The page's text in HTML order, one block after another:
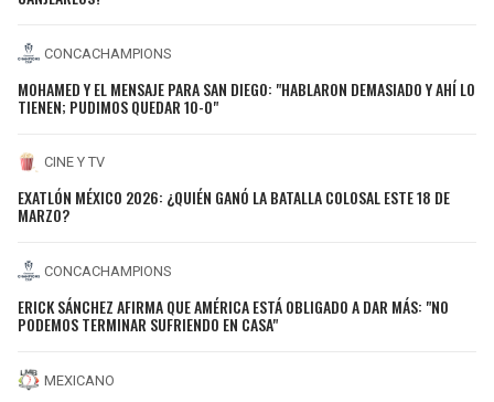
CONCACHAMPIONS
MOHAMED Y EL MENSAJE PARA SAN DIEGO: "HABLARON DEMASIADO Y AHÍ LO
TIENEN; PUDIMOS QUEDAR 10-0"
CINE Y TV
EXATLÓN MÉXICO 2026: ¿QUIÉN GANÓ LA BATALLA COLOSAL ESTE 18 DE
MARZO?
CONCACHAMPIONS
ERICK SÁNCHEZ AFIRMA QUE AMÉRICA ESTÁ OBLIGADO A DAR MÁS: "NO
PODEMOS TERMINAR SUFRIENDO EN CASA"
MEXICANO